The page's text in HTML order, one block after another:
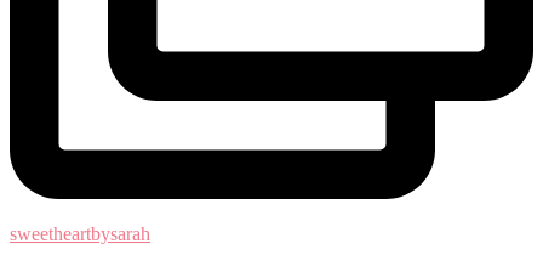
sweetheartbysarah